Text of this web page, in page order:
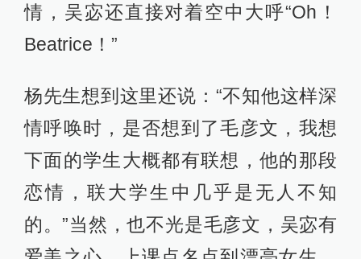
情，吴宓还直接对着空中大呼“Oh！
Beatrice！”
杨先生想到这里还说：“不知他这样深
情呼唤时，是否想到了毛彦文，我想
下面的学生大概都有联想，他的那段
恋情，联大学生中几乎是无人不知
的。”当然，也不光是毛彦文，吴宓有